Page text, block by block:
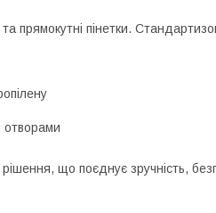
прямокутні пінетки.
що поєднує зручність,